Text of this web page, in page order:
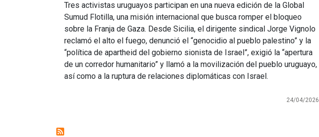
Tres activistas uruguayos participan en una nueva edición de la Global
Sumud Flotilla, una misión internacional que busca romper el bloqueo
sobre la Franja de Gaza. Desde Sicilia, el dirigente sindical Jorge Vignolo
reclamó el alto el fuego, denunció el “genocidio al pueblo palestino” y la
“política de apartheid del gobierno sionista de Israel”, exigió la “apertura
de un corredor humanitario” y llamó a la movilización del pueblo uruguayo,
así como a la ruptura de relaciones diplomáticas con Israel.
24/04/2026